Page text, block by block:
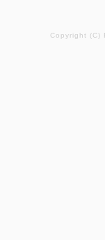
Copyright (C)